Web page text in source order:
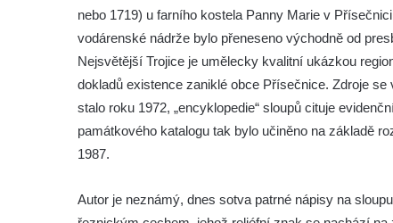
Ředhošti
Sloup se sochou Piety na Mírovém náměstí
v Postoloprtech
Sloup svatého Václava u hřbitova v
Postoloprtech
Sloup Panny Marie na jižním okraji Mařenic
nebo 1719) u farního kostela Panny Marie v
vodárenské nádrže bylo přeneseno východně od
Nejsvětější Trojice je umělecky kvalitní ukázkou
dokladů existence zaniklé obce Přísečnice. Zdroje
stalo roku 1972, „encyklopedie“ sloupů cituje
památkového katalogu tak bylo učiněno na základě
1987.
Autor je neznámý, dnes sotva patrné nápisy na